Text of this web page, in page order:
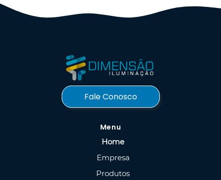
Fale Conosco
Menu
Home
Empresa
Produtos